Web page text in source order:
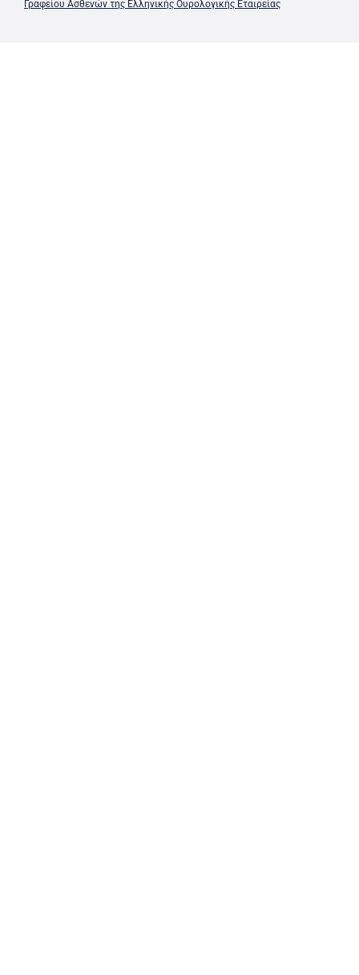
Γραφείου Ασθενών της Ελληνικής Ουρολογικής Εταιρείας